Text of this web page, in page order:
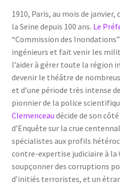
1910, Paris, au mois de janvier,
la Seine depuis 100 ans. Le
“Commission des
ingénieurs et fait venir les
l’aider à gérer toute la région
devenir le théâtre de
et d’une période très intense
pionnier de la police
Clemenceau décide de son
d’Enquête sur la crue
spécialistes aux profils
contre-expertise judiciaire à la
soupçonner des corruptions
d’initiés terroristes, et un